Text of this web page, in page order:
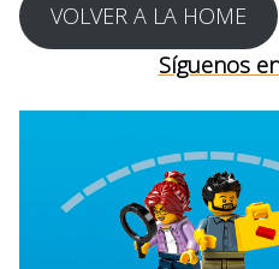
VOLVER A LA HOME
Síguenos